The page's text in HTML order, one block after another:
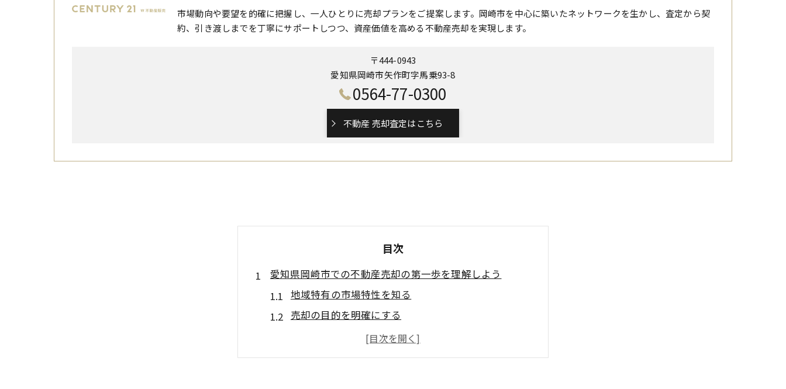
市場動向や要望を的確に把握し、一人ひとりに売却プランをご提案します。岡崎市を中心に築いたネットワークを生かし、査定から契
約、引き渡しまでを丁寧にサポートしつつ、資産価値を高める不動産売却を実現します。
〒444-0943
愛知県岡崎市矢作町字馬乗93-8
0564-77-0300
不動産 売却査定はこちら
目次
愛知県岡崎市での不動産売却の第一歩を理解しよう
地域特有の市場特性を知る
売却の目的を明確にする
専門家との初期相談の重要性
初回査定の準備と方法